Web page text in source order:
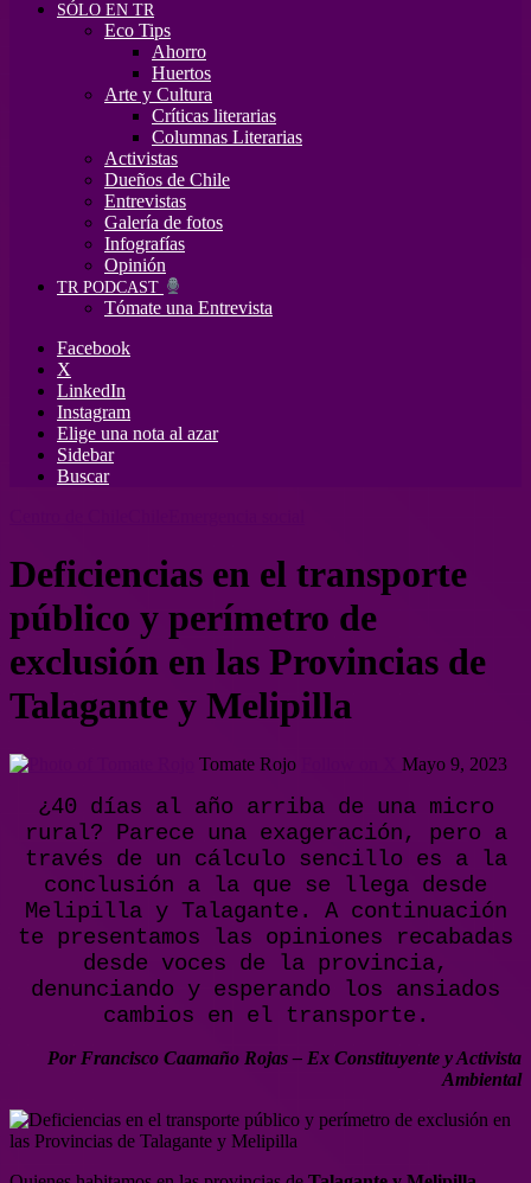
SÓLO EN TR
Eco Tips
Ahorro
Huertos
Arte y Cultura
Críticas literarias
Columnas Literarias
Activistas
Dueños de Chile
Entrevistas
Galería de fotos
Infografías
Opinión
TR PODCAST
Tómate una Entrevista
Facebook
X
LinkedIn
Instagram
Elige una nota al azar
Sidebar
Buscar
Deficiencias en el transporte
público y perímetro de
exclusión en las Provincias de
Talagante y Melipilla
Tomate Rojo Mayo 9, 2023
¿40 días al año arriba de una micro
rural? Parece una exageración, pero a
través de un cálculo sencillo es a la
conclusión a la que se llega desde
Melipilla y Talagante. A continuación
te presentamos las opiniones recabadas
desde voces de la provincia,
denunciando y esperando los ansiados
cambios en el transporte.
Por Francisco Caamaño Rojas – Ex Constituyente y Activista
Ambiental